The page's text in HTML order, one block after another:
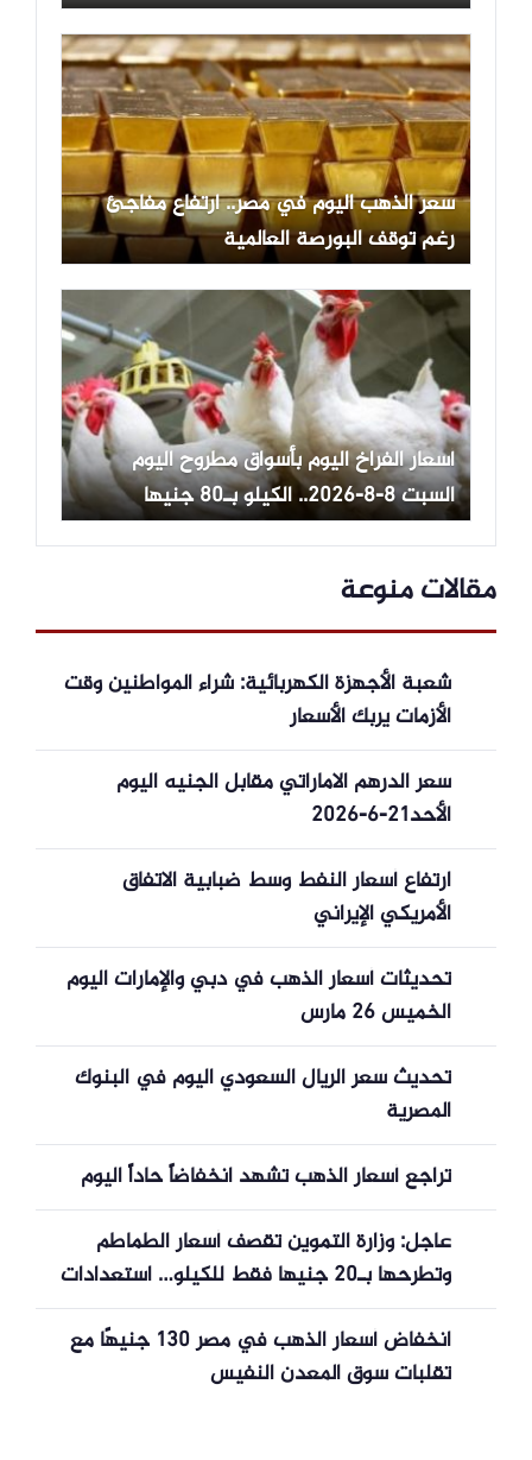
سعر الذهب اليوم في مصر.. ارتفاع مفاجئ
رغم توقف البورصة العالمية
أسعار الفراخ اليوم بأسواق مطروح اليوم
السبت 8-8-2026.. الكيلو بـ80 جنيها
مقالات منوعة
شعبة الأجهزة الكهربائية: شراء المواطنين وقت
الأزمات يربك الأسعار
سعر الدرهم الاماراتي مقابل الجنيه اليوم
الأحد21-6-2026
ارتفاع أسعار النفط وسط ضبابية الاتفاق
الأمريكي الإيراني
تحديثات أسعار الذهب في دبي والإمارات اليوم
الخميس 26 مارس
تحديث سعر الريال السعودي اليوم في البنوك
المصرية
تراجع أسعار الذهب تشهد انخفاضاً حاداً اليوم
عاجل: وزارة التموين تقصف أسعار الطماطم
وتطرحها بـ20 جنيها فقط للكيلو… استعدادات
هستيرية لمواجهة الأزمة!
انخفاض أسعار الذهب في مصر 130 جنيهًا مع
تقلبات سوق المعدن النفيس